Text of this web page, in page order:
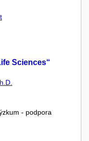
Sciences“
- podpora